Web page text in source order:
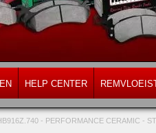
HELP CENTER
- PERFORMANCE CERAMIC -